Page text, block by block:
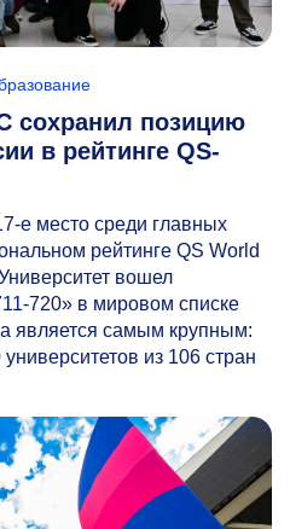
сохранил позицию
в рейтинге QS-
е место среди главных
рейтинге QS World
вошел
720» в мировом списке
является самым крупным:
из 106 стран